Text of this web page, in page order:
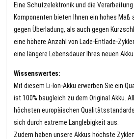
Eine Schutzelektronik und die
Komponenten bieten Ihnen ein hohes Maß
gegen Überladung, als auch gegen
eine höhere Anzahl von Lade-Entlade-
eine längere Lebensdauer Ihres neuen
Wissenswertes:
Mit diesem Li-Ion-Akku erwerben Sie ein
ist 100% baugleich zu dem Original Akku.
höchsten europäischen
sich durch extreme Langlebigkeit aus.
Zudem haben unsere Akkus höchste